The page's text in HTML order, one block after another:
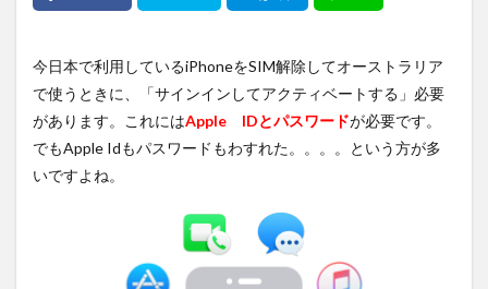
今日本で利用しているiPhoneをSIM解除してオーストラリア
で使うときに、「サインインしてアクティベートする」必要
があります。これにはApple IDとパスワードが必要です。
でもApple Idもパスワードもわすれた。。。。という方が多
いですよね。